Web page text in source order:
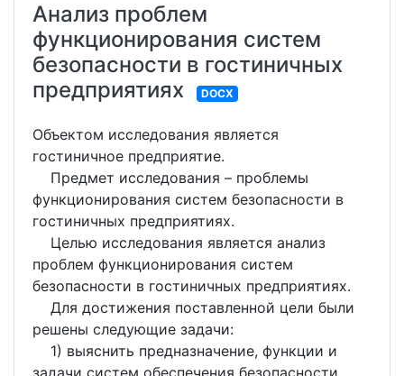
Анализ проблем
функционирования систем
безопасности в гостиничных
предприятиях
DOCX
Объектом исследования является
гостиничное предприятие.
Предмет исследования – проблемы
функционирования систем безопасности в
гостиничных предприятиях.
Целью исследования является анализ
проблем функционирования систем
безопасности в гостиничных предприятиях.
Для достижения поставленной цели были
решены следующие задачи:
1) выяснить предназначение, функции и
задачи систем обеспечения безопасности